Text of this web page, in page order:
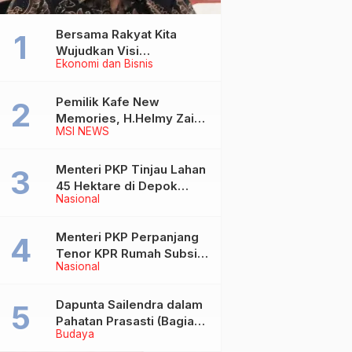
Ekonomi dan Bisnis
Bersama Rakyat Kita
Wujudkan Visi
Kementerian ATR/BPN
MSI NEWS
Pemilik Kafe New
Memories, H.Helmy Zain
Wafat
Nasional
Menteri PKP Tinjau Lahan
45 Hektare di Depok
untuk Pembangunan
Nasional
Menteri PKP Perpanjang
Tenor KPR Rumah Subsidi
hingga 30 Tahun
Budaya
Dapunta Sailendra dalam
Pahatan Prasasti (Bagian
1)